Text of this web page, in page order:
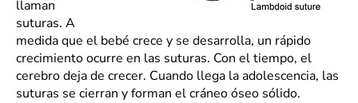
llaman
suturas. A
medida que el bebé crece y se desarrolla, un rápido
crecimiento ocurre en las suturas. Con el tiempo, el
cerebro deja de crecer. Cuando llega la adolescencia, las
suturas se cierran y forman el cráneo óseo sólido.